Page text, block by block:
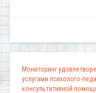
Мониторинг
услугами психолого-
консультативной